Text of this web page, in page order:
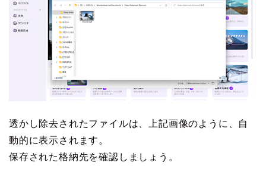
透かし除去されたファイルは、上記画像のように、自
動的に表示されます。
保存された格納先を確認しましょう。